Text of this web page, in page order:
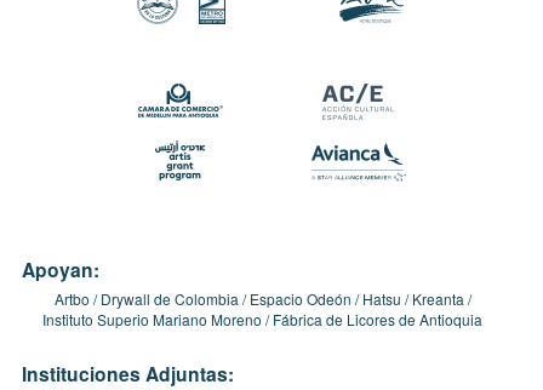
Apoyan:
Artbo Drywall de Colombia Espacio Odeón Hatsu
Kreanta
Instituto Superio Mariano Moreno
Fábrica de Licores de Antioquia
Instituciones Adjuntas: